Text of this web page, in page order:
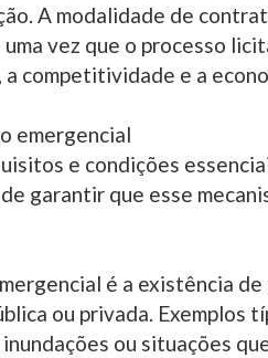
A modalidade de
vez que o processo
competitividade e a
emergencial
e condições
garantir que esse
é a existência de
ou privada. Exemplos
ou situações